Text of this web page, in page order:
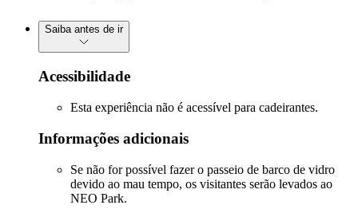
Saiba antes de ir
Acessibilidade
Esta experiência não é acessível para cadeirantes.
Informações adicionais
Se não for possível fazer o passeio de barco de vidro
devido ao mau tempo, os visitantes serão levados ao
NEO Park.